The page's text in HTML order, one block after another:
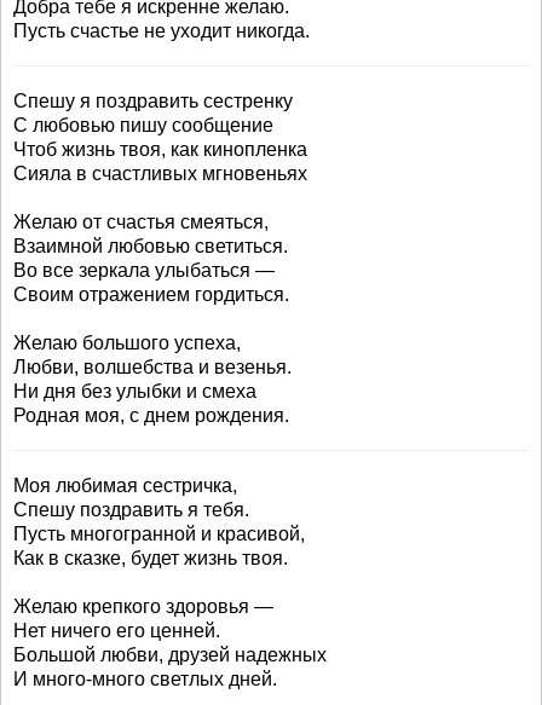
Добра тебе я искренне желаю.
Пусть счастье не уходит никогда.
Спешу я поздравить сестренку
С любовью пишу сообщение
Чтоб жизнь твоя, как кинопленка
Сияла в счастливых мгновеньях
Желаю от счастья смеяться,
Взаимной любовью светиться.
Во все зеркала улыбаться —
Своим отражением гордиться.
Желаю большого успеха,
Любви, волшебства и везенья.
Ни дня без улыбки и смеха
Родная моя, с днем рождения.
Моя любимая сестричка,
Спешу поздравить я тебя.
Пусть многогранной и красивой,
Как в сказке, будет жизнь твоя.
Желаю крепкого здоровья —
Нет ничего его ценней.
Большой любви, друзей надежных
И много-много светлых дней.